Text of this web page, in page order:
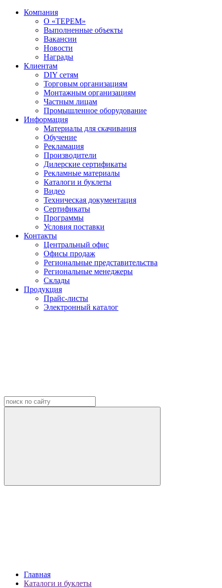
Компания
О «ТЕРЕМ»
Выполненные объекты
Вакансии
Новости
Награды
Клиентам
DIY сетям
Торговым организациям
Монтажным организациям
Частным лицам
Промышленное оборудование
Информация
Материалы для скачивания
Обучение
Рекламация
Производители
Дилерские сертификаты
Рекламные материалы
Каталоги и буклеты
Видео
Техническая документация
Сертификаты
Программы
Условия поставки
Контакты
Центральный офис
Офисы продаж
Региональные представительства
Региональные менеджеры
Склады
Продукция
Прайс-листы
Электронный каталог
Главная
Каталоги и буклеты